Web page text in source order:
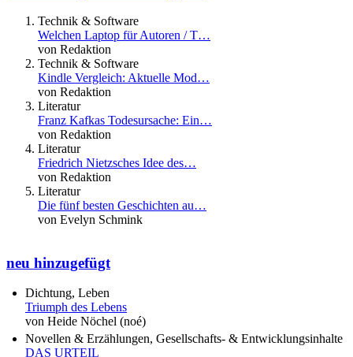
Technik & Software
Welchen Laptop für Autoren / T…
von Redaktion
Technik & Software
Kindle Vergleich: Aktuelle Mod…
von Redaktion
Literatur
Franz Kafkas Todesursache: Ein…
von Redaktion
Literatur
Friedrich Nietzsches Idee des…
von Redaktion
Literatur
Die fünf besten Geschichten au…
von Evelyn Schmink
neu hinzugefügt
Dichtung, Leben
Triumph des Lebens
von Heide Nöchel (noé)
Novellen & Erzählungen, Gesellschafts- & Entwicklungsinhalte
DAS URTEIL